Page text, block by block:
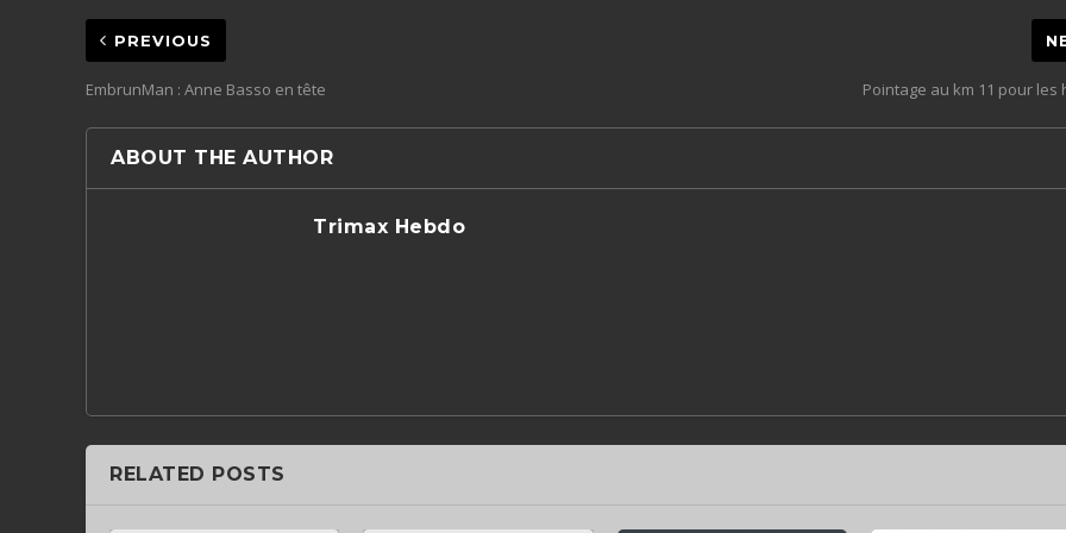
PREVIOUS
EmbrunMan : Anne Basso en tête Pointage au km 11 pour les
ABOUT THE AUTHOR
Trimax Hebdo
RELATED POSTS